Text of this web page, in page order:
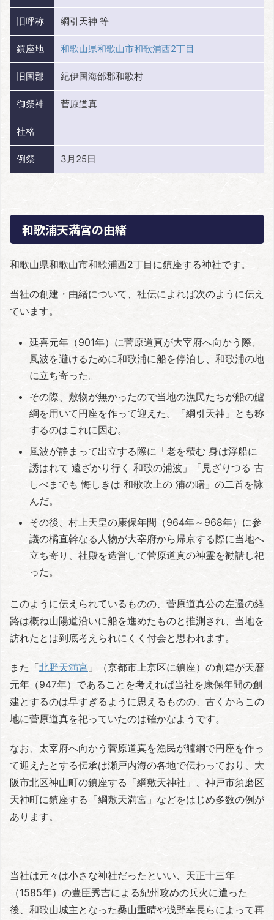
旧呼称 綱引天神 等
鎮座地 和歌山県和歌山市和歌浦西2丁目
旧国郡 紀伊国海部郡和歌村
御祭神 菅原道真
社格
例祭 3月25日
和歌浦天満宮の由緒
和歌山県和歌山市和歌浦西2丁目に鎮座する神社です。
当社の創建・由緒について、社伝によれば次のように伝え
ています。
延喜元年（901年）に菅原道真が大宰府へ向かう際、
風波を避けるために和歌浦に船を停泊し、和歌浦の地
に立ち寄った。
その際、敷物が無かったので当地の漁民たちが船の艫
綱を用いて円座を作って迎えた。「綱引天神」とも称
するのはこれに因む。
風波が静まって出立する際に「老を積む 身は浮船に
誘はれて 遠ざかり行く 和歌の浦波」「見ざりつる 古
しべまでも 悔しきは 和歌吹上の 浦の曙」の二首を詠
んだ。
その後、村上天皇の康保年間（964年～968年）に参
議の橘直幹なる人物が大宰府から帰京する際に当地へ
立ち寄り、社殿を造営して菅原道真の神霊を勧請し祀
った。
このように伝えられているものの、菅原道真公の左遷の経
路は概ね山陽道沿いに船を進めたものと推測され、当地を
訪れたとは到底考えられにくく付会と思われます。
また「北野天満宮 」（京都市上京区に鎮座）の創建が天暦
元年（947年）であることを考えれば当社を康保年間の創
建とするのは早すぎるように思えるものの、古くからこの
地に菅原道真を祀っていたのは確かなようです。
なお、太宰府へ向かう菅原道真を漁民が艫綱で円座を作っ
て迎えたとする伝承は瀬戸内海の各地で伝わっており、大
阪市北区神山町の鎮座する「綱敷天神社」、神戸市須磨区
天神町に鎮座する「綱敷天満宮」などをはじめ多数の例が
あります。
当社は元々は小さな神社だったといい、天正十三年
（1585年）の豊臣秀吉による紀州攻めの兵火に遭った
後、和歌山城主となった桑山重晴や浅野幸長らによって再